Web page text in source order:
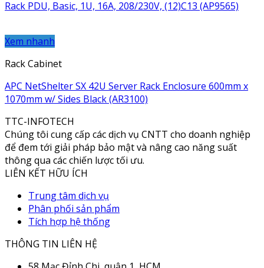
Rack PDU, Basic, 1U, 16A, 208/230V, (12)C13 (AP9565)
Xem nhanh
Rack Cabinet
APC NetShelter SX 42U Server Rack Enclosure 600mm x
1070mm w/ Sides Black (AR3100)
TTC-INFOTECH
Chúng tôi cung cấp các dịch vụ CNTT cho doanh nghiệp
để đem tới giải pháp bảo mật và nâng cao năng suất
thông qua các chiến lược tối ưu.
LIÊN KẾT HỮU ÍCH
Trung tâm dịch vụ
Phân phối sản phẩm
Tích hợp hệ thống
THÔNG TIN LIÊN HỆ